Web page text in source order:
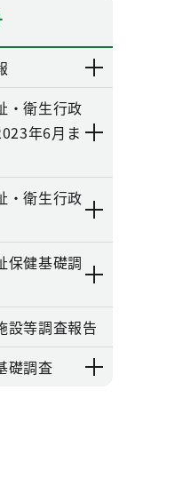
・衛生行政
年6月ま
・衛生行政
保健基礎調
設等調査報告
礎調査